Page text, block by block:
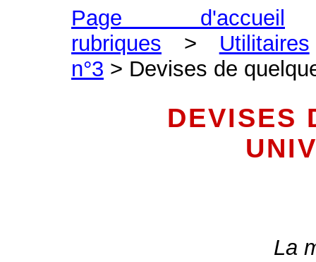
Page d'accueil
rubriques > Utilitaires
n°3 > Devises de
DEVISES
La